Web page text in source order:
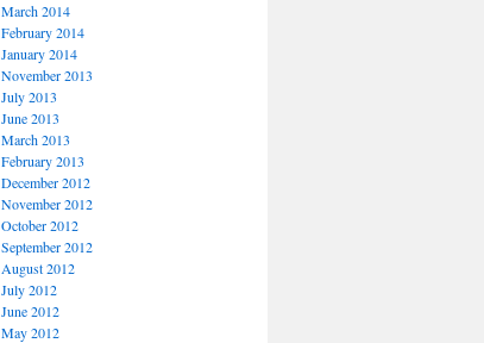
March 2014
February 2014
January 2014
November 2013
July 2013
June 2013
March 2013
February 2013
December 2012
November 2012
October 2012
September 2012
August 2012
July 2012
June 2012
May 2012